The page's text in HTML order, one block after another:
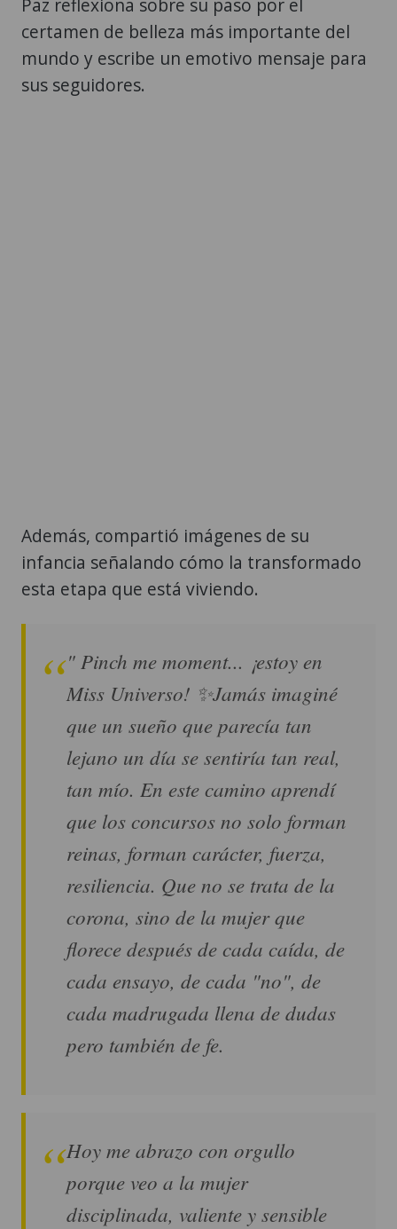
Paz reflexiona sobre su paso por el
certamen de belleza más importante del
mundo y escribe un emotivo mensaje para
sus seguidores.
Además, compartió imágenes de su
infancia señalando cómo la transformado
esta etapa que está viviendo.
" Pinch me moment... ¡estoy en
Miss Universo! ✨Jamás imaginé
que un sueño que parecía tan
lejano un día se sentiría tan real,
tan mío. En este camino aprendí
que los concursos no solo forman
reinas, forman carácter, fuerza,
resiliencia. Que no se trata de la
corona, sino de la mujer que
florece después de cada caída, de
cada ensayo, de cada "no", de
cada madrugada llena de dudas
pero también de fe.
Hoy me abrazo con orgullo
porque veo a la mujer
disciplinada, valiente y sensible